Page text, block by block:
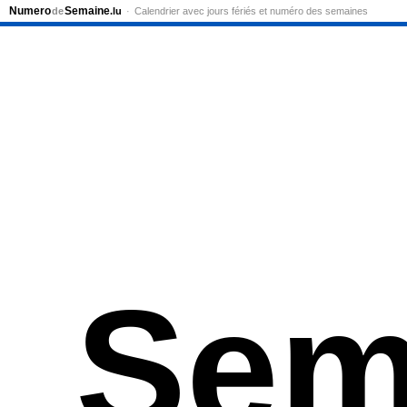
NumerodeSemaine.lu Calendrier avec jours fériés et numéro des semaines